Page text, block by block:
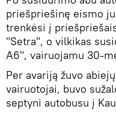
priešpriešinę eismo
trenkėsi į
"Setra", o vilkikas
A6", vairuojamu 30-
Per avariją žuvo
vairuotojai, buvo
septyni autobusu į